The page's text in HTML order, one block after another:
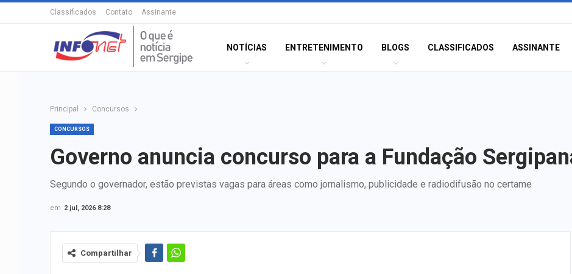
Classificados Contato Assinante
NOTÍCIAS ENTRETENIMENTO BLOGS CLASSIFICADOS ASSINANTE
Principal Concursos
CONCURSOS
Governo anuncia concurso para a Fundação
Segundo o governador, estão previstas vagas para áreas como jornalismo, publicidade e radiodifusão no certame
em 2 jul, 2026 8:28
Compartilhar